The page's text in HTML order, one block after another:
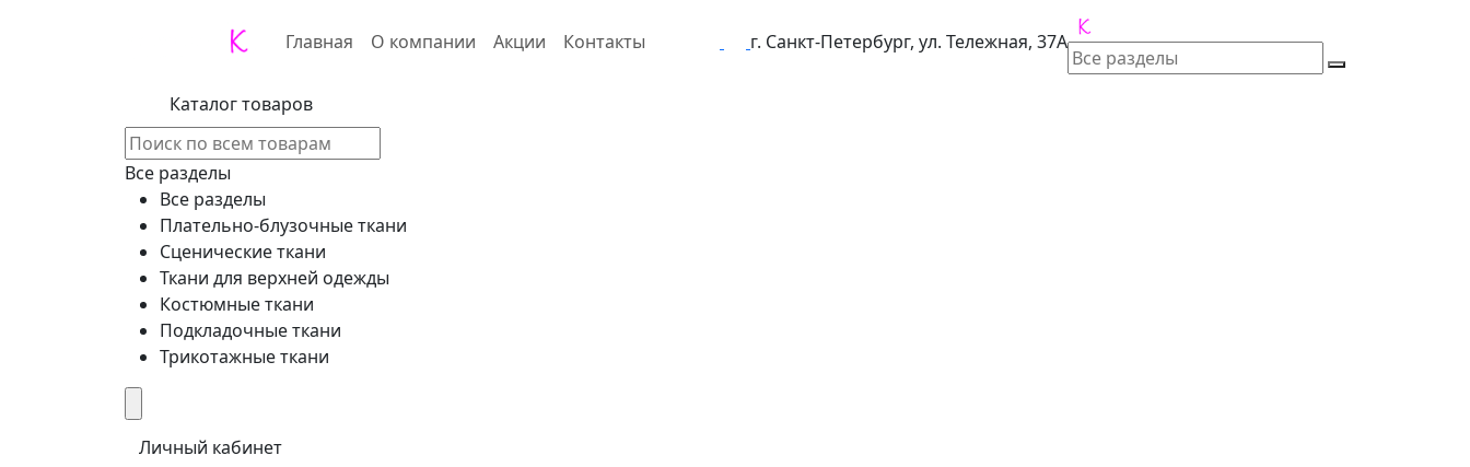
Главная О компании Акции Контакты г. Санкт-Петербург, ул. Тележная, 37А
Каталог товаров
Все разделы
Все разделы
Плательно-блузочные ткани
Сценические ткани
Ткани для верхней одежды
Костюмные ткани
Подкладочные ткани
Трикотажные ткани
Личный кабинет